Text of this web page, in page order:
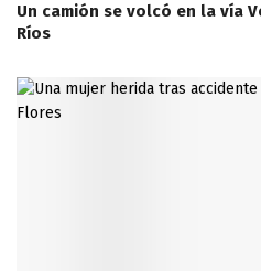
Un camión se volcó en la vía
Ríos